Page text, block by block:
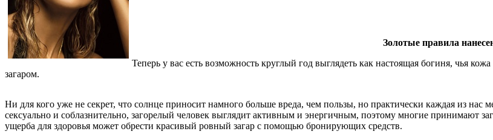
Золотые правила
Теперь у вас есть возможность круглый год выглядеть как настоящая богиня, чья
загаром.
Ни для кого уже не секрет, что солнце приносит намного больше вреда, чем пользы, но практически каждая из нас
сексуально и соблазнительно, загорелый человек выглядит активным и энергичным, поэтому многие принимают
ущерба для здоровья может обрести красивый ровный загар с помощью бронирующих средств.